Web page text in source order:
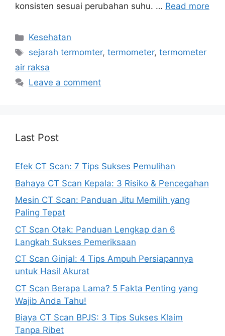
konsisten sesuai perubahan suhu. … Read more
Categories
Kesehatan
Tags
sejarah termomter,termometer,termometer
air raksa
Leave a comment
Last Post
Efek CT Scan: 7 Tips Sukses Pemulihan
Bahaya CT Scan Kepala: 3 Risiko & Pencegahan
Mesin CT Scan: Panduan Jitu Memilih yang
Paling Tepat
CT Scan Otak: Panduan Lengkap dan 6
Langkah Sukses Pemeriksaan
CT Scan Ginjal: 4 Tips Ampuh Persiapannya
untuk Hasil Akurat
CT Scan Berapa Lama? 5 Fakta Penting yang
Wajib Anda Tahu!
Biaya CT Scan BPJS: 3 Tips Sukses Klaim
Tanpa Ribet